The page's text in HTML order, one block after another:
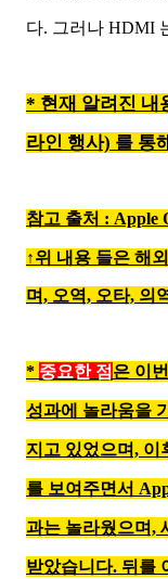
다. 그러나 HDMI
* 현재 알려진 내
라인 행사) 를 통
참고 출처 : Apple
↑위 내용 들은 해
며, 오역, 오타, 의
* 중요한 점 은 이
성과에 놀라움을
지고 있었으며,
를 보여주면서
과는 놀라웠으며,
받았습니다. 뒤를